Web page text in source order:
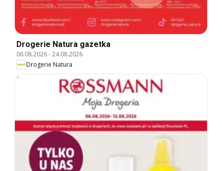
Drogerie Natura gazetka
06.08.2026-24.08.2026
Drogerie Natura